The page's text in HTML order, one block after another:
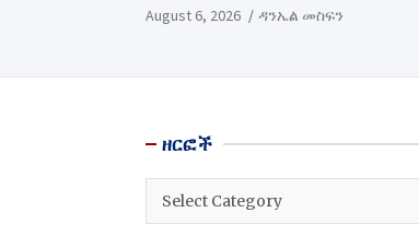
August 6, 2026 ዳንኤል መስፍን
ዘርፎች
ዘርፎች